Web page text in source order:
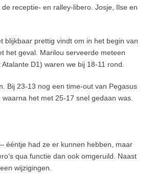
receptie- en ralley-libero. Josje, Ilse en
blijkbaar prettig vindt om in het begin van
het geval. Marilou serveerde meteen
D1) waren we bij 18-11 rond.
Bij 23-13 nog een time-out van Pegasus
het met 25-17 snel gedaan was.
ééntje had ze er kunnen hebben, maar
qua functie dan ook omgeruild. Naast
wijzigingen.